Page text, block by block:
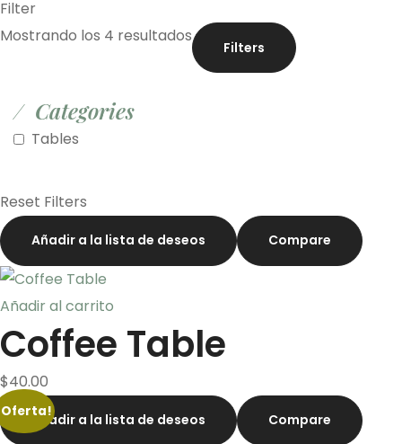
Filter
Mostrando los 4 resultados
Filters
Categories
Tables
Reset Filters
Añadir a la lista de deseos Compare
Añadir al carrito
Coffee Table
$40.00
Añadir a la lista de deseos Compare